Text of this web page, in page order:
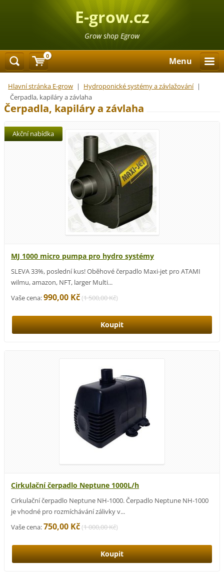
E-grow.cz
Grow shop Egrow
Menu
Hlavní stránka E-grow | Hydroponické systémy a závlažování |
Čerpadla, kapiláry a závlaha
Čerpadla, kapiláry a závlaha
MJ 1000 micro pumpa pro hydro systémy
Akční nabídka
SLEVA 33%, poslední kus! Oběhové čerpadlo Maxi-jet pro ATAMI
wilmu, amazon, NFT, larger Multi...
Vaše cena:990,00 Kč(1 500,00 Kč)
Cirkulační čerpadlo Neptune 1000L/h
Cirkulační čerpadlo Neptune NH-1000. Čerpadlo Neptune NH-1000
je vhodné pro rozmíchávání zálivky v...
Vaše cena:750,00 Kč(1 000,00 Kč)
0